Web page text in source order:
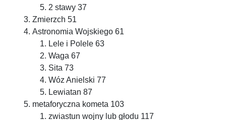
2 stawy 37
Zmierzch 51
Astronomia Wojskiego 61
Lele i Polele 63
Waga 67
Sita 73
Wóz Anielski 77
Lewiatan 87
metaforyczna kometa 103
zwiastun wojny lub głodu 117